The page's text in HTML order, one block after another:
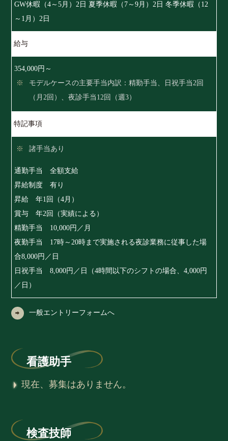
GW休暇（4～5月）2日 夏季休暇（7～9月）2日 冬季休暇（12
～1月）2日
給与
354,000円～
モデルケースの主要手当内訳：精勤手当、日祝手当2回
（月2回）、夜診手当12回（週3）
特記事項
諸手当あり
通勤手当 全額支給
昇給制度 有り
昇給 年1回（4月）
賞与 年2回（実績による）
精勤手当 10,000円／月
夜勤手当 17時～20時まで実施される夜診業務に従事した場
合8,000円／日
日祝手当 8,000円／日（4時間以下のシフトの場合、4,000円
／日）
一般エントリーフォームへ
看護助手
現在、募集はありません。
検査技師